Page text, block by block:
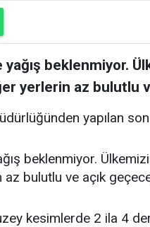
beklenmiyor.
yerlerin az bulutlu
yapılan
beklenmiyor.
bulutlu ve açık
kesimlerde 2 ila 4